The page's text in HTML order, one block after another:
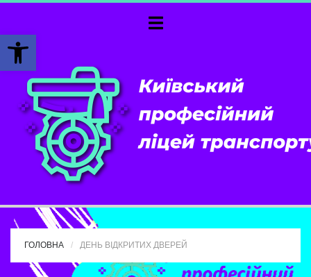
Відкрити Панель інструментів
ГОЛОВНА ДЕНЬ ВІДКРИТИХ ДВЕРЕЙ